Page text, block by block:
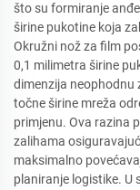
što su formiranje
širine pukotine koja
Okružni nož za film
0,1 milimetra širine
dimenzija neophodnu
točne širine mreža
primjenu. Ova razina
zalihama
maksimalno
planiranje logistike. U